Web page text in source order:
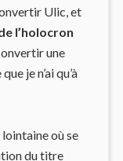
Ulic, et
l’holocron
une
je n’ai qu’à
lointaine où se
du titre